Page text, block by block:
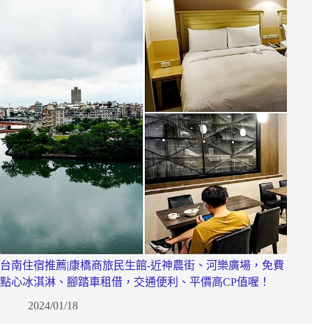
台南住宿推薦|康橋商旅民生館-近神農街、河樂廣場，免費
點心冰淇淋、腳踏車租借，交通便利、平價高CP值喔！
2024/01/18